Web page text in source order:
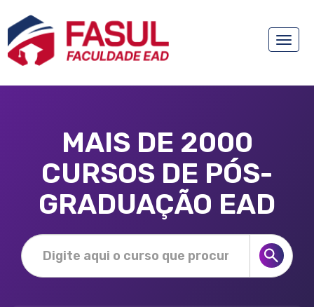
Toggle
MAIS DE 2000
CURSOS DE PÓS-
GRADUAÇÃO EAD